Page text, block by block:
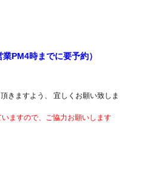
た。
た。
。
た。
PM4時までに要予約）
きますよう、 宜しくお願い致しま
ますので、ご協力お願いします